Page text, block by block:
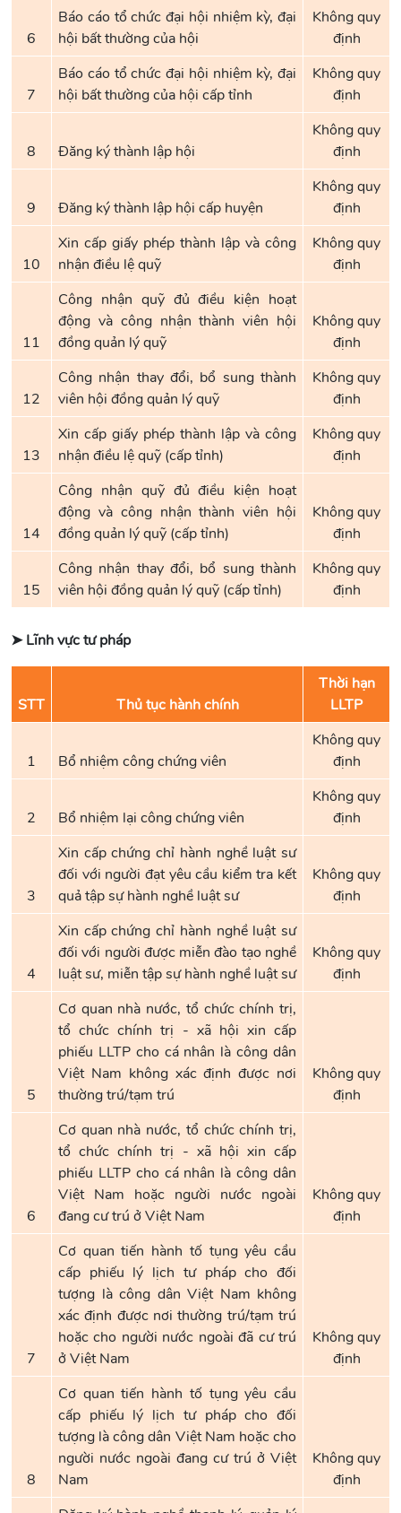
6
Báo cáo tổ chức đại hội nhiệm kỳ, đại
hội bất thường của hội
Không quy
định
7
Báo cáo tổ chức đại hội nhiệm kỳ, đại
hội bất thường của hội cấp tỉnh
Không quy
định
8 Đăng ký thành lập hội
Không quy
định
9 Đăng ký thành lập hội cấp huyện
Không quy
định
10
Xin cấp giấy phép thành lập và công
nhận điều lệ quỹ
Không quy
định
11
Công nhận quỹ đủ điều kiện hoạt
động và công nhận thành viên hội
đồng quản lý quỹ
Không quy
định
12
Công nhận thay đổi, bổ sung thành
viên hội đồng quản lý quỹ
Không quy
định
13
Xin cấp giấy phép thành lập và công
nhận điều lệ quỹ (cấp tỉnh)
Không quy
định
14
Công nhận quỹ đủ điều kiện hoạt
động và công nhận thành viên hội
đồng quản lý quỹ (cấp tỉnh)
Không quy
định
15
Công nhận thay đổi, bổ sung thành
viên hội đồng quản lý quỹ (cấp tỉnh)
Không quy
định
➤ Lĩnh vực tư pháp
STT Thủ tục hành chính
Thời hạn
LLTP
1 Bổ nhiệm công chứng viên
Không quy
định
2 Bổ nhiệm lại công chứng viên
Không quy
định
3
Xin cấp chứng chỉ hành nghề luật sư
đối với người đạt yêu cầu kiểm tra kết
quả tập sự hành nghề luật sư
Không quy
định
4
Xin cấp chứng chỉ hành nghề luật sư
đối với người được miễn đào tạo nghề
luật sư, miễn tập sự hành nghề luật sư
Không quy
định
5
Cơ quan nhà nước, tổ chức chính trị,
tổ chức chính trị - xã hội xin cấp
phiếu LLTP cho cá nhân là công dân
Việt Nam không xác định được nơi
thường trú/tạm trú
Không quy
định
6
Cơ quan nhà nước, tổ chức chính trị,
tổ chức chính trị - xã hội xin cấp
phiếu LLTP cho cá nhân là công dân
Việt Nam hoặc người nước ngoài
đang cư trú ở Việt Nam
Không quy
định
7
Cơ quan tiến hành tố tụng yêu cầu
cấp phiếu lý lịch tư pháp cho đối
tượng là công dân Việt Nam không
xác định được nơi thường trú/tạm trú
hoặc cho người nước ngoài đã cư trú
ở Việt Nam
Không quy
định
8
Cơ quan tiến hành tố tụng yêu cầu
cấp phiếu lý lịch tư pháp cho đối
tượng là công dân Việt Nam hoặc cho
người nước ngoài đang cư trú ở Việt
Nam
Không quy
định